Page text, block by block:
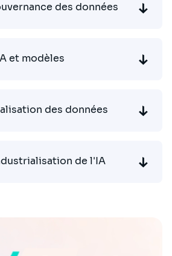
des données
et modèles
des données
de l'IA